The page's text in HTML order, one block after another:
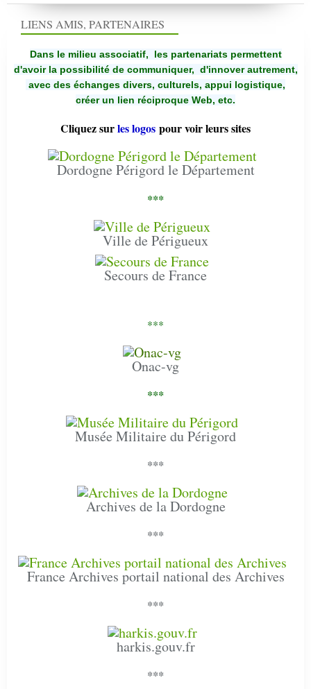
LIENS AMIS, PARTENAIRES
Dans le milieu associatif, les partenariats permettent
d'avoir la possibilité de communiquer, d'innover autrement,
avec des échanges divers, culturels, appui logistique,
créer un lien réciproque Web, etc.
Cliquez surles logos pour voir leurs sites
Dordogne Périgord le Département
***
Ville de Périgueux
Secours de France
***
Onac-vg
***
Musée Militaire du Périgord
***
Archives de la Dordogne
***
France Archives portail national des Archives
***
harkis.gouv.fr
***